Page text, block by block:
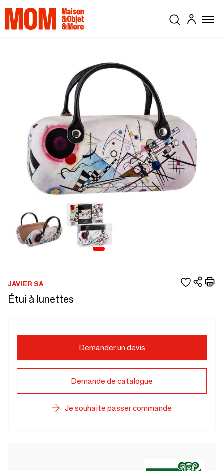
JAVIER SA
Étui à lunettes
Demander un devis
Demande de catalogue
Je souhaite passer commande